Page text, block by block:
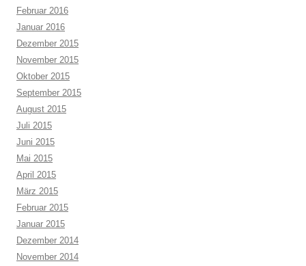
Februar 2016
Januar 2016
Dezember 2015
November 2015
Oktober 2015
September 2015
August 2015
Juli 2015
Juni 2015
Mai 2015
April 2015
März 2015
Februar 2015
Januar 2015
Dezember 2014
November 2014